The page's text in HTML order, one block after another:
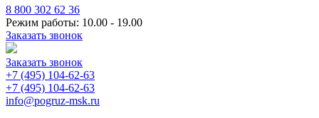
8 800 302 62 36
Режим работы: 10.00 - 19.00
Заказать звонок
Заказать звонок
+7 (495) 104-62-63
+7 (495) 104-62-63
info@pogruz-msk.ru